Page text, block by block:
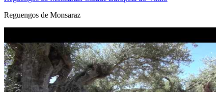
Reguengos de Monsaraz